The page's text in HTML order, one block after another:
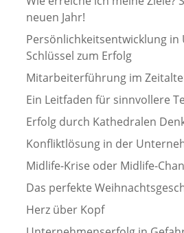
neuen Jahr!
Persönlichkeitsentwicklung
Schlüssel zum Erfolg
Mitarbeiterführung im
Ein Leitfaden für sinnvollere
Erfolg durch Kathedralen
Konfliktlösung in der
Midlife-Krise oder Midlife-
Das perfekte
Herz über Kopf